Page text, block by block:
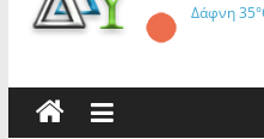
Δάφνη